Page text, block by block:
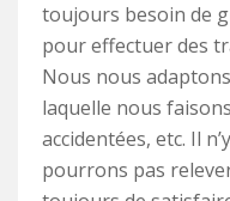
toujours besoin de
pour effectuer des
Nous nous
laquelle nous
accidentées, etc. Il
pourrons pas